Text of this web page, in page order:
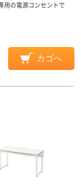
用の電源コンセントで
カゴへ